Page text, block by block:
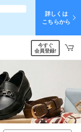
詳しくは
こちらから
今すぐ
会員登録!